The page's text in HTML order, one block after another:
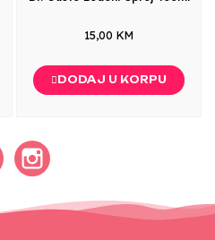
15,00 KM
DODAJ U KORPU
Facebook